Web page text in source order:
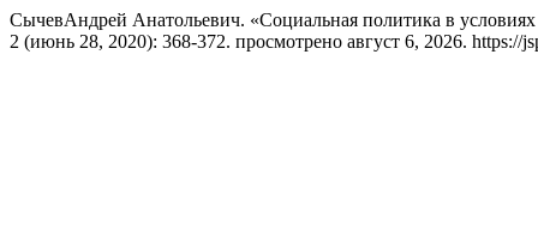
СычевАндрей Анатольевич. «Cоциальная политика в
2 (июнь 28, 2020): 368-372. просмотрено август 6, 2026. https://